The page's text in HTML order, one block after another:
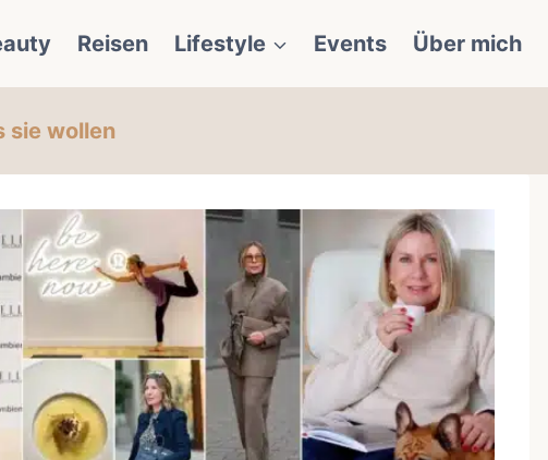
Reisen Lifestyle Events Über mich
sie wollen